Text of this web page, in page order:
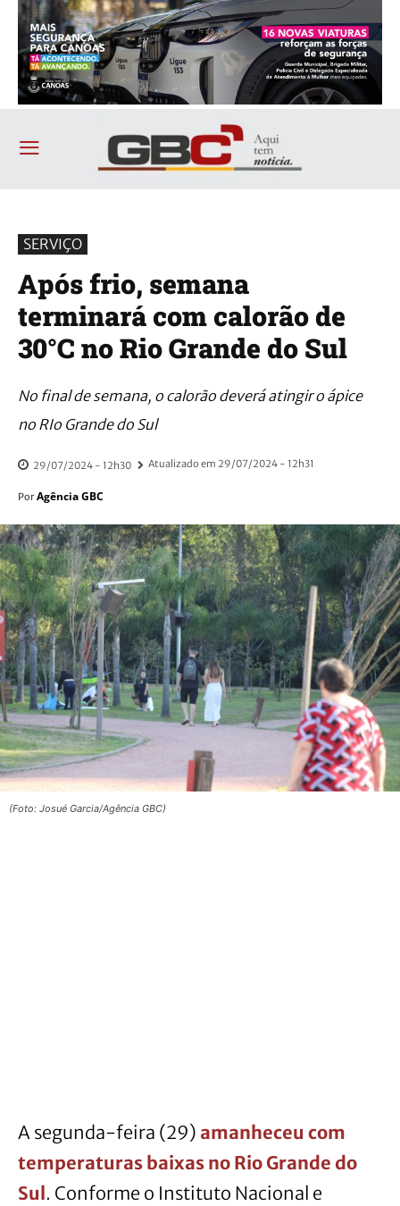
SERVIÇO
Após frio, semana
terminará com calorão de
30°C no Rio Grande do Sul
No final de semana, o calorão deverá atingir o ápice
no RIo Grande do Sul
29/07/2024 - 12h30 Atualizado em 29/07/2024 - 12h31
Por Agência GBC
(Foto: Josué Garcia/Agência GBC)
A segunda-feira (29) amanheceu com
temperaturas baixas no Rio Grande do
Sul. Conforme o Instituto Nacional e